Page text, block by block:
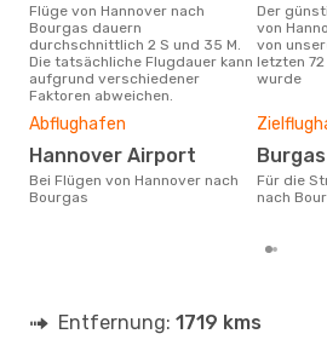
Flüge von Hannover nach
Bourgas dauern
durchschnittlich 2 S und 35 M.
Die tatsächliche Flugdauer kann
aufgrund verschiedener
Faktoren abweichen.
Der günstigste einfache Flug
von
von
letzten
wurde
Abflughafen
Hannover Airport
Bei Flügen von Hannover nach
Bourgas
Für die Strecke von Hannover
nach
Entfernung: 1719 kms